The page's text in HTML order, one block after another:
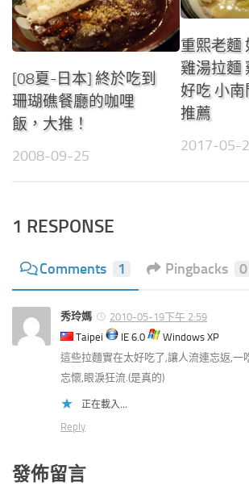
[08夏-日本] 終於吃到
珊瑚礁餐廳的咖哩
飯，大推！
2008-09-25
重熙老麵
雞湯拉麵
好吃 小
推薦
2017-05-
1 RESPONSE
Comments 1 Pingbacks 0
秀玲媽
2010-05-19下午 2:59
Taipei
IE 6.0
Windows XP
這些拉麵實在太好吃了,讓人流連忘返,一
忘懷,眼淚狂流.(是真的)
正在載入...
Reply
發佈留言